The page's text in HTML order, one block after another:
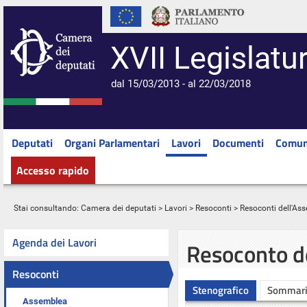
XVII
dal 15/03/2013 - al 22/03/2018
Deputati Organi Parlamentari Lavori Documenti
Accesso rapido
Stai consultando: Camera dei deputati > Lavori > Resoconti > Resoconti
Agenda dei Lavori
Resoconti
Assemblea
Resoconto
Stenografico